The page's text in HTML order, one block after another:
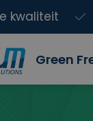
kwaliteit
Green